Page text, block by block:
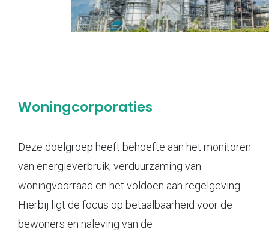
Woningcorporaties
Deze doelgroep heeft behoefte aan het monitoren
van energieverbruik, verduurzaming van
woningvoorraad en het voldoen aan regelgeving.
Hierbij ligt de focus op betaalbaarheid voor de
bewoners en naleving van de